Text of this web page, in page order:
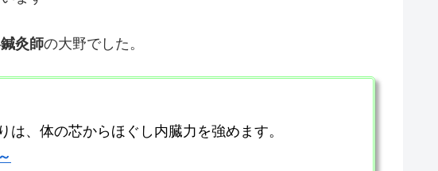
灸師の大野でした。
、体の芯からほぐし内臓力を強めます。